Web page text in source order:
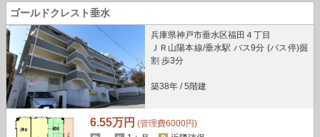
ゴールドクレスト垂水
兵庫県神戸市垂水区福田４丁目
ＪＲ山陽本線/垂水駅 バス9分 (バス停)掘
割 歩3分
築38年 / 5階建
6.55万円 (管理費6000円)